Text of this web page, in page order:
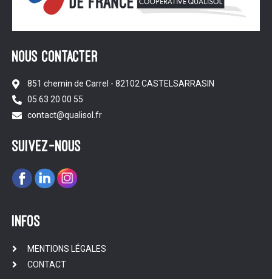
NOUS CONTACTER
851 chemin de Carrel - 82102 CASTELSARRASIN
05 63 20 00 55
contact@qualisol.fr
suivez-nous
infos
MENTIONS LÉGALES
CONTACT